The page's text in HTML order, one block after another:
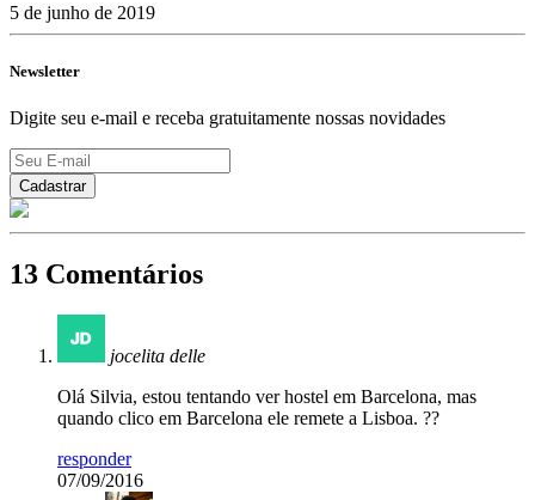
5 de junho de 2019
Newsletter
Digite seu e-mail e receba gratuitamente nossas novidades
13 Comentários
jocelita delle
Olá Silvia, estou tentando ver hostel em Barcelona, mas
quando clico em Barcelona ele remete a Lisboa. ??
responder
07/09/2016